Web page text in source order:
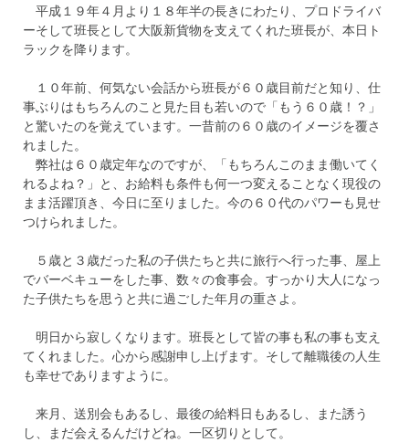
平成１９年４月より１８年半の長きにわたり、プロドライバ
ーそして班長として大阪新貨物を支えてくれた班長が、本日ト
ラックを降ります。
１０年前、何気ない会話から班長が６０歳目前だと知り、仕
事ぶりはもちろんのこと見た目も若いので「もう６０歳！？」
と驚いたのを覚えています。一昔前の６０歳のイメージを覆さ
れました。
弊社は６０歳定年なのですが、「もちろんこのまま働いてく
れるよね？」と、お給料も条件も何一つ変えることなく現役の
まま活躍頂き、今日に至りました。今の６０代のパワーも見せ
つけられました。
５歳と３歳だった私の子供たちと共に旅行へ行った事、屋上
でバーベキューをした事、数々の食事会。すっかり大人になっ
た子供たちを思うと共に過ごした年月の重さよ。
明日から寂しくなります。班長として皆の事も私の事も支え
てくれました。心から感謝申し上げます。そして離職後の人生
も幸せでありますように。
来月、送別会もあるし、最後の給料日もあるし、また誘う
し、まだ会えるんだけどね。一区切りとして。